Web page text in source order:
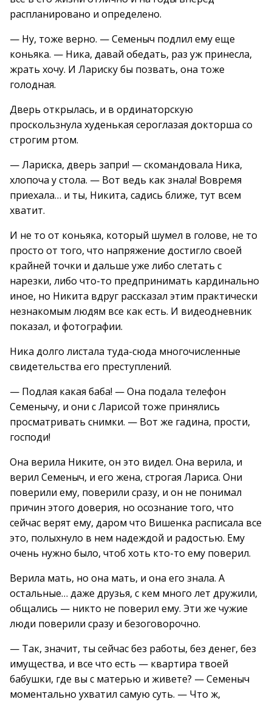
распланировано и определено.
— Ну, тоже верно. — Семеныч подлил ему еще
коньяка. — Ника, давай обедать, раз уж принесла,
жрать хочу. И Лариску бы позвать, она тоже
голодная.
Дверь открылась, и в ординаторскую
проскользнула худенькая сероглазая докторша со
строгим ртом.
— Лариска, дверь запри! — скомандовала Ника,
хлопоча у стола. — Вот ведь как знала! Вовремя
приехала… и ты, Никита, садись ближе, тут всем
хватит.
И не то от коньяка, который шумел в голове, не то
просто от того, что напряжение достигло своей
крайней точки и дальше уже либо слетать с
нарезки, либо что-то предпринимать кардинально
иное, но Никита вдруг рассказал этим практически
незнакомым людям все как есть. И видеодневник
показал, и фотографии.
Ника долго листала туда-сюда многочисленные
свидетельства его преступлений.
— Подлая какая баба! — Она подала телефон
Семенычу, и они с Ларисой тоже принялись
просматривать снимки. — Вот же гадина, прости,
господи!
Она верила Никите, он это видел. Она верила, и
верил Семеныч, и его жена, строгая Лариса. Они
поверили ему, поверили сразу, и он не понимал
причин этого доверия, но осознание того, что
сейчас верят ему, даром что Вишенка расписала все
это, полыхнуло в нем надеждой и радостью. Ему
очень нужно было, чтоб хоть кто-то ему поверил.
Верила мать, но она мать, и она его знала. А
остальные… даже друзья, с кем много лет дружили,
общались — никто не поверил ему. Эти же чужие
люди поверили сразу и безоговорочно.
— Так, значит, ты сейчас без работы, без денег, без
имущества, и все что есть — квартира твоей
бабушки, где вы с матерью и живете? — Семеныч
моментально ухватил самую суть. — Что ж,